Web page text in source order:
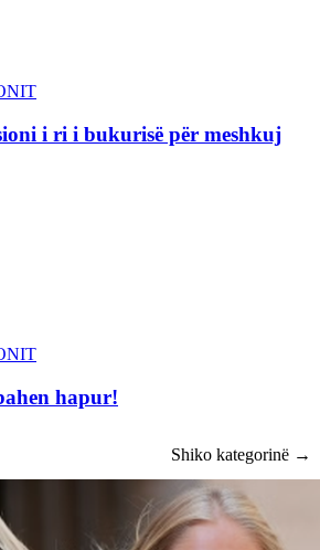
i ri i bukurisë për meshkuj
hapur!
Shiko kategorinë →